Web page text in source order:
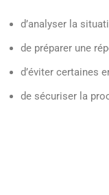
d’analyser la
de préparer une
d’éviter certaines
de sécuriser la